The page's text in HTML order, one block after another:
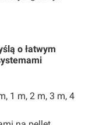
o łatwym
1 m, 2 m, 3 m, 4